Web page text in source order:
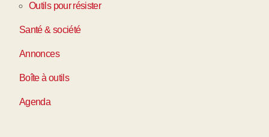
Outils pour résister
Santé & société
Annonces
Boîte à outils
Agenda